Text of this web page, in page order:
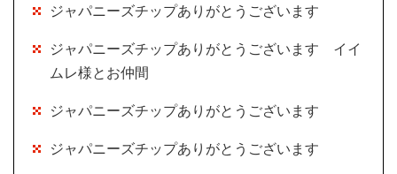
ジャパニーズチップありがとうございます
ジャパニーズチップありがとうございます イイ
ムレ様とお仲間
ジャパニーズチップありがとうございます
ジャパニーズチップありがとうございます